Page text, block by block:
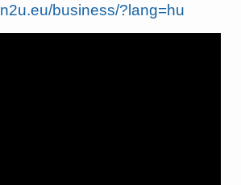
business/?lang=hu